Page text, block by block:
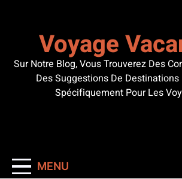
Voyage
Sur Notre Blog, Vous Trouverez Des
Des Suggestions De Destinations
Spécifiquement Pour Les
MENU